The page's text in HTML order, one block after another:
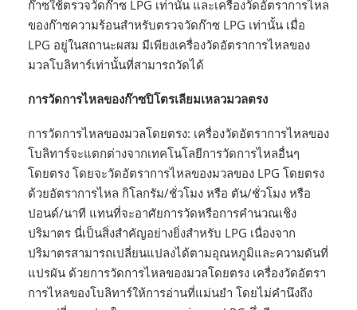
ก๊าซใช้ตรวจวัดก๊าซ LPG เท่านั้น และเครื่องวัดอัตราการไหล
ของก๊าซความร้อนสำหรับตรวจวัดก๊าซ LPG เท่านั้น เมื่อ
LPG อยู่ในสถานะผสม มีเพียงเครื่องวัดอัตราการไหลของ
มวลโบลิทาร์เท่านั้นที่สามารถวัดได้
การวัดการไหลของก๊าซปิโตรเลียมเหลวมวลตรง
การวัดการไหลของมวลโดยตรง: เครื่องวัดอัตราการไหลของ
โบลิทาร์จะแตกต่างจากเทคโนโลยีการวัดการไหลอื่นๆ
โดยตรง โดยจะวัดอัตราการไหลของมวลของ LPG โดยตรง
ด้วยอัตราการไหล กิโลกรัม/ชั่วโมง หรือ ตัน/ชั่วโมง หรือ
ปอนด์/นาที แทนที่จะอาศัยการวัดหรือการคำนวณเชิง
ปริมาตร นี่เป็นสิ่งสำคัญอย่างยิ่งสำหรับ LPG เนื่องจาก
ปริมาตรสามารถเปลี่ยนแปลงได้ตามอุณหภูมิและความดันที่
แปรผัน ด้วยการวัดการไหลของมวลโดยตรง เครื่องวัดอัตรา
การไหลของโบลิทาร์ให้การอ่านที่แม่นยำ โดยไม่คำนึงถึง